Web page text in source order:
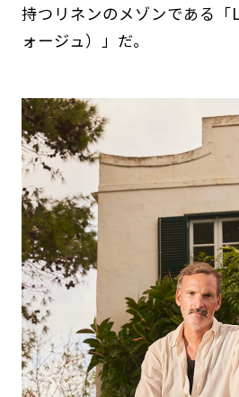
持つリネンのメゾンである
ォージュ）」だ。